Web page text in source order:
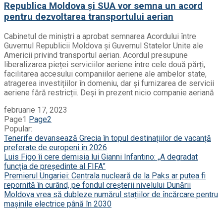
Republica Moldova și SUA vor semna un acord
pentru dezvoltarea transportului aerian
Cabinetul de miniștri a aprobat semnarea Acordului între
Guvernul Republicii Moldova și Guvernul Statelor Unite ale
Americii privind transportul aerian. Acordul presupune
liberalizarea pieței serviciilor aeriene între cele două părți,
facilitarea accesului companiilor aeriene ale ambelor state,
atragerea investițiilor în domeniu, dar și furnizarea de servicii
aeriene fără restricții. Deși în prezent nicio companie aeriană
februarie 17, 2023
Page1 Page2
Popular:
Tenerife devansează Grecia în topul destinațiilor de vacanță
preferate de europeni în 2026
Luis Figo îi cere demisia lui Gianni Infantino: „A degradat
funcția de președinte al FIFA”
Premierul Ungariei: Centrala nucleară de la Paks ar putea fi
repornită în curând, pe fondul creșterii nivelului Dunării
Moldova vrea să dubleze numărul stațiilor de încărcare pentru
mașinile electrice până în 2030